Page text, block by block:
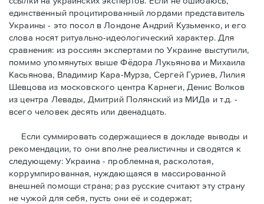
единственный процитированный лордами представитель
Украины - это посол в Лондоне Андрий Кузьменко, и его
слова носят ритуально-идеологический характер. Для
сравнения: из россиян экспертами по Украине выступили,
помимо упомянутых выше Фёдора Лукьянова и Михаила
Касьянова, Владимир Кара-Мурза, Сергей Гуриев, Лилия
Шевцова из московского центра Карнеги, Денис Волков
из центрa Левады, Дмитрий Полянский из МИДа и т.д. -
всего человек десять или двенадцать.
Eсли суммировать содержащиеся в докладе выводы и
рекомендации, то они вполне реалистичны и сводятся к
следующему: Украина - проблемная, расколотая,
коррумпированная, нуждающаяся в массированной
внешней помощи страна; раз русские считают эту страну
не чужой для себя, пусть они её и содержат;